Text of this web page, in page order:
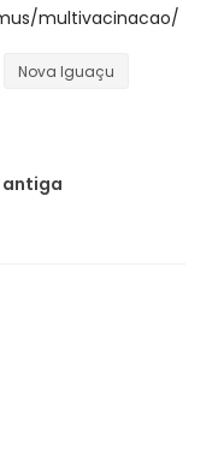
multivacinacao/
Nova Iguaçu
antiga